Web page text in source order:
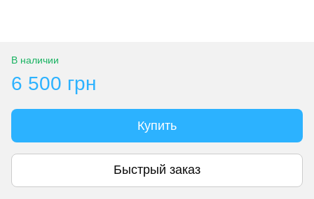
В наличии
6 500 грн
Купить
Быстрый заказ